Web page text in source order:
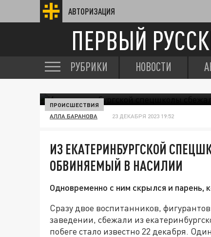
АВТОРИЗАЦИЯ
ПЕРВЫЙ
РУБРИКИ НОВОСТИ
ПРОИСШЕСТВИЯ
АЛЛА БАРАНОВА 23 ДЕКАБРЯ 2023 19:52
ИЗ ЕКАТЕРИНБУРГСКОЙ
ОБВИНЯЕМЫЙ В НАСИЛИИ
Одновременно с ним скрылся и
Сразу двое воспитанников,
заведении, сбежали из
побеге стало известно 22 декабря.